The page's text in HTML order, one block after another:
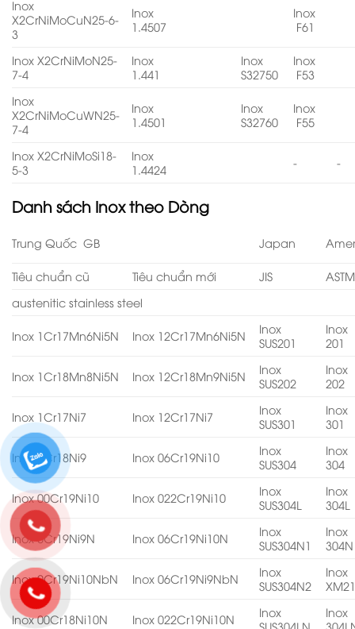
Inox
X2CrNiMoCuN25-6-
3
Inox
1.4507
Inox
F61
Inox X2CrNiMoN25-
7-4
Inox
1.441
Inox
S32750
Inox
F53
Inox
X2CrNiMoCuWN25-
7-4
Inox
1.4501
Inox
S32760
Inox
F55
Inox X2CrNiMoSi18-
5-3
Inox
1.4424
- -
Danh sách Inox theo Dòng
Trung Quốc GB Japan
Tiêu chuẩn cũ Tiêu chuẩn mới JIS
ASTM
austenitic stainless steel
Inox 1Cr17Mn6Ni5N Inox 12Cr17Mn6Ni5N
Inox
SUS201
Inox
201
Inox 1Cr18Mn8Ni5N Inox 12Cr18Mn9Ni5N
Inox
SUS202
Inox
202
Inox 1Cr17Ni7 Inox 12Cr17Ni7
Inox
SUS301
Inox
301
Inox 0Cr18Ni9 Inox 06Cr19Ni10
Inox
SUS304
Inox
304
Inox 00Cr19Ni10 Inox 022Cr19Ni10
Inox
SUS304L
Inox
304L
Inox 0Cr19Ni9N Inox 06Cr19Ni10N
Inox
SUS304N1
Inox
304N
Inox 0Cr19Ni10NbN Inox 06Cr19Ni9NbN
Inox
SUS304N2
Inox
Inox 00Cr18Ni10N Inox 022Cr19Ni10N
Inox
Inox